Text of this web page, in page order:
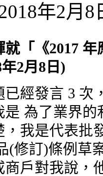
年2月8
「《2017
2月8日)
已經發言 3 次
是 為了業界
，我是代表批
(修訂)條例
戶對我說，